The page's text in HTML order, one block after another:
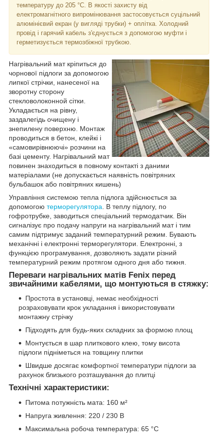
температуру до 205 °C. В якості захисту від
електромагнітного випромінювання застосовується суцільний
алюмінієвий екран (у вигляді трубки) + оплітка. Холодний
провід і гарячий кабель з'єднується з допомогою муфти і
герметизується термозбіжної трубкою.
Нагрівальний мат кріпиться до
чорнової підлоги за допомогою
липкої стрічки, нанесеної на
зворотну сторону
стекловолоконной сітки.
Укладається на рівну,
заздалегідь очищену і
знепилену поверхню. Монтаж
проводиться в бетон, клейкі і
«самовирівнюючі» розчини на
базі цементу. Нагрівальний мат
повинен знаходиться в повному контакті з даними
матеріалами (не допускається наявність повітряних
бульбашок або повітряних кишень)
Управління системою тепла підлога здійснюється за
допомогою терморегулятора . В теплу підлогу, по
гофротрубке, заводиться спеціальний термодатчик. Він
сигналізує про подачу напруги на нагрівальний мат і тим
самим підтримує заданий температурний режим. Бувають
механічні і електронні терморегулятори. Електронні, з
функцією програмування, дозволяють задати різний
температурний режим протягом одного дня або тижня.
Переваги нагрівальних матів Fenix перед
звичайними кабелями, що монтуються в стяжку:
Простота в установці, немає необхідності
розраховувати крок укладання і використовувати
монтажну стрічку
Підходять для будь-яких складних за формою площ
Монтується в шар плиткового клею, тому висота
підлоги підніметься на товщину плитки
Швидше досягає комфортної температури підлоги за
рахунок близького розташування до плитці
Технічні характеристики:
Питома потужність мата: 160 м²
Напруга живлення: 220 / 230 В
Максимальна робоча температура: 65 °C